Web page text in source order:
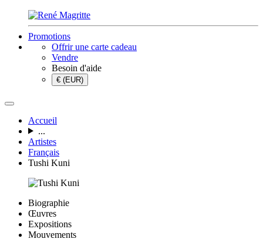
Promotions
Offrir une carte cadeau
Vendre
Besoin d'aide
€ (EUR)
Accueil
...
Artistes
Français
Tushi Kuni
Biographie
Œuvres
Expositions
Mouvements